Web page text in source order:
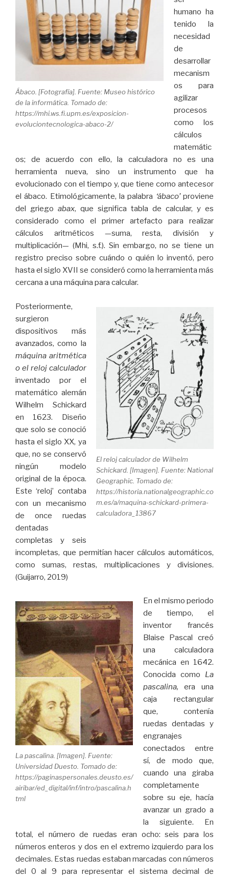
Ábaco. [Fotografía]. Fuente: Museo histórico
de la informática. Tomado de:
https://mhi.ws.fi.upm.es/exposicion-
evoluciontecnologica-abaco-2/
humano ha
tenido la
necesidad
de
desarrollar
mecanism
os para
agilizar
procesos
como los
cálculos
matemátic
os; de acuerdo con ello, la calculadora no es una
herramienta nueva, sino un instrumento que ha
evolucionado con el tiempo y, que tiene como antecesor
el ábaco. Etimológicamente, la palabra ‘ábaco’proviene
del griego abax, que significa tabla de calcular, y es
considerado como el primer artefacto para realizar
cálculos aritméticos —suma, resta, división y
multiplicación— (Mhi, s.f.). Sin embargo, no se tiene un
registro preciso sobre cuándo o quién lo inventó, pero
hasta el siglo XVII se consideró como la herramienta más
cercana a una máquina para calcular.
El reloj calculador de Wilhelm
Schickard. [Imagen]. Fuente: National
Geographic. Tomado de:
https://historia.nationalgeographic.co
m.es/a/maquina-schickard-primera-
calculadora_13867
Posteriormente,
surgieron
dispositivos más
avanzados, como la
máquina aritmética
o el reloj calculador
inventado por el
matemático alemán
Wilhelm Schickard
en 1623. Diseño
que solo se conoció
hasta el siglo XX, ya
que, no se conservó
ningún modelo
original de la época.
Este ‘reloj’ contaba
con un mecanismo
de once ruedas
dentadas
completas y seis
incompletas, que permitían hacer cálculos automáticos,
como sumas, restas, multiplicaciones y divisiones.
(Guijarro, 2019)
La pascalina. [Imagen]. Fuente:
Universidad Duesto. Tomado de:
https://paginaspersonales.deusto.es/
airibar/ed_digital/inf/intro/pascalina.h
tml
En el mismo periodo
de tiempo, el
inventor francés
Blaise Pascal creó
una calculadora
mecánica en 1642.
Conocida como La
pascalina,era una
caja rectangular
que, contenía
ruedas dentadas y
engranajes
conectados entre
sí, de modo que,
cuando una giraba
completamente
sobre su eje, hacía
avanzar un grado a
la siguiente. En
total, el número de ruedas eran ocho: seis para los
números enteros y dos en el extremo izquierdo para los
decimales. Estas ruedas estaban marcadas con números
del 0 al 9 para representar el sistema decimal de